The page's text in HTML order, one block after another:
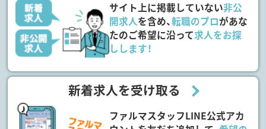
サイト上に掲載していない非公
開求人を含め、転職のプロがあな
たのご希望に沿って求人をお探
しします！
新着求人を受け取る
ファルマスタッフLINE公式アカ